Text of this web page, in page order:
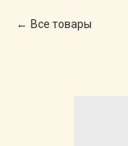
Все товары